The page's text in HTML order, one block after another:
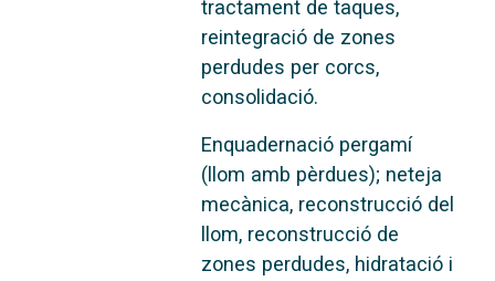
tractament de taques,
reintegració de zones
perdudes per corcs,
consolidació.
Enquadernació pergamí
(llom amb pèrdues); neteja
mecànica, reconstrucció del
llom, reconstrucció de
zones perdudes, hidratació i